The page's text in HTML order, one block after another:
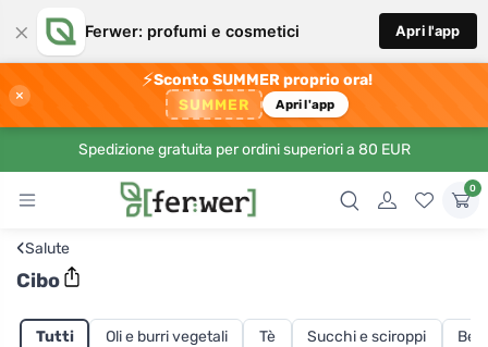
× Ferwer: profumi e cosmetici Apri l'app
×
⚡Sconto SUMMER proprio ora!
SUMMER Apri l'app
Spedizione gratuita per ordini superiori a 80 EUR
0
‹Salute
Cibo
Tutti Oli e burri vegetali Tè Succhi e sciroppi